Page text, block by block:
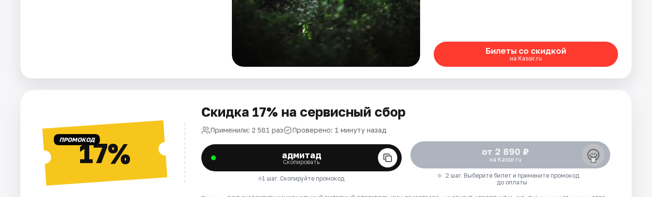
Билеты со скидкой
на Kassir.ru
ПРОМОКОД17%
Скидка 17% на сервисный сбор
Применили: 2 581 раз Проверено: 1 минуту назад
адмитад
Скопировать
1 шаг. Скопируйте промокод
от 2 890 ₽
на Kassir.ru
2 шаг. Выберите билет и примените промокод
до оплаты